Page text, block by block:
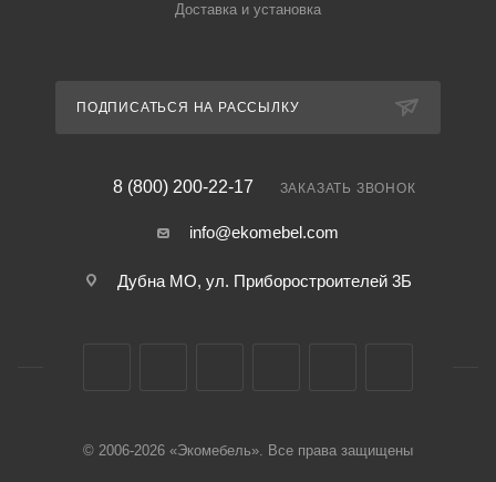
Доставка и установка
ПОДПИСАТЬСЯ НА РАССЫЛКУ
8 (800) 200-22-17 ЗАКАЗАТЬ ЗВОНОК
info@ekomebel.com
Дубна МО, ул. Приборостроителей 3Б
© 2006-2026 «Экомебель». Все права защищены